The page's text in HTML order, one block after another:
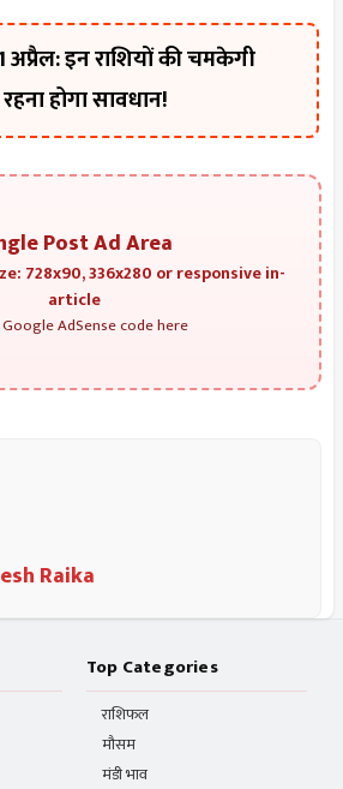
इन राशियों की चमकेगी
होगा सावधान!
Post Ad Area
728x90, 336x280 or responsive in-
article
AdSense code here
Raika
Top Categories
राशिफल
मौसम
मंडी भाव